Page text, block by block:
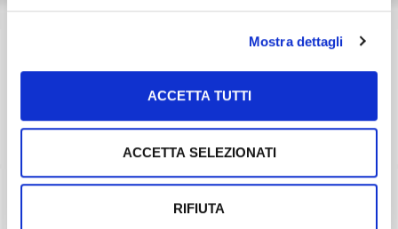
Mostra dettagli
ACCETTA TUTTI
ACCETTA SELEZIONATI
RIFIUTA